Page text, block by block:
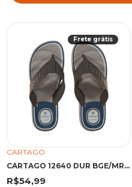
Frete grátis
CARTAGO
CARTAGO 12640 DUR BGE/MRR/AZU 45 EMA 12640 BEGE/MARROM/AZUL
R$54,99